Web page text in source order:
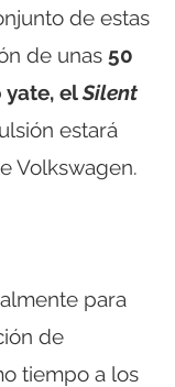
de estas
de unas 50
yate, elSilent
estará
Volkswagen.
para
de
tiempo a los